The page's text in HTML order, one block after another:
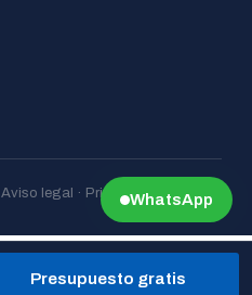
Aviso legal · Privacidad · Cookies
Presupuesto gratis
WhatsApp